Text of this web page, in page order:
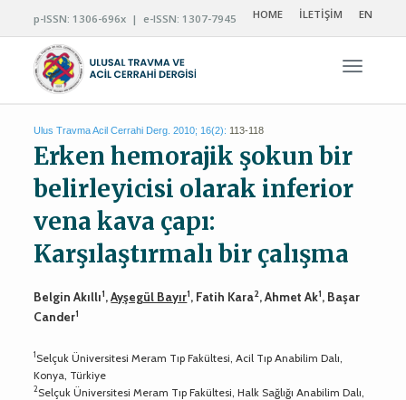
p-ISSN: 1306-696x | e-ISSN: 1307-7945 HOME İLETİŞİM EN
Ulus Travma Acil Cerrahi Derg. 2010; 16(2): 113-118
Erken hemorajik şokun bir
belirleyicisi olarak inferior
vena kava çapı:
Karşılaştırmalı bir çalışma
Belgin Akıllı1,Ayşegül Bayır1, Fatih Kara2, Ahmet Ak1, Başar
Cander1
1Selçuk Üniversitesi Meram Tıp Fakültesi, Acil Tıp Anabilim Dalı,
Konya, Türkiye
2Selçuk Üniversitesi Meram Tıp Fakültesi, Halk Sağlığı Anabilim Dalı,